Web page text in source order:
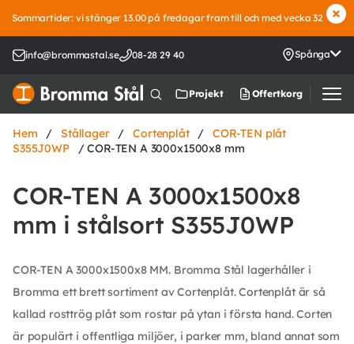
Sommartider: vi stänger 13.00 på fredagar fram till och med vecka 32
info@brommastal.se 08-28 29 40 Spånga
Projekt Offertkorg
Hem / Stållager / Cortenplåt /
COR-TEN plåt
S355J0WP
/ COR-TEN A 3000x1500x8 mm
COR-TEN A 3000x1500x8
mm i stålsort S355J0WP
COR-TEN A 3000x1500x8 MM. Bromma Stål lagerhåller i
Bromma ett brett sortiment av Cortenplåt. Cortenplåt är så
kallad rosttrög plåt som rostar på ytan i första hand. Corten
är populärt i offentliga miljöer, i parker mm, bland annat som